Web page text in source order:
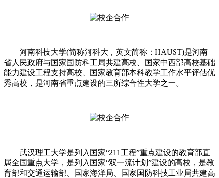
河南科技大学(简称河科大，英文简称：HAUST)是河南
省人民政府与国家国防科工局共建高校、国家中西部高校基础
能力建设工程支持高校、国家教育部本科教学工作水平评估优
秀高校，是河南省重点建设的三所综合性大学之一。
武汉理工大学是列入国家“211工程”重点建设的教育部直
属全国重点大学，是列入国家“双一流计划”建设的高校，是教
育部和交通运输部、国家海洋局、国家国防科技工业局共建高